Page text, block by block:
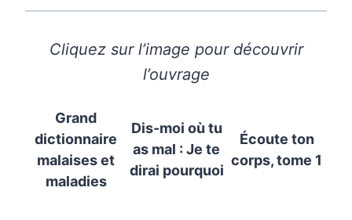
Cliquez sur l’image pour découvrir
l’ouvrage
Grand
dictionnaire
malaises et
maladies
Dis-moi où tu
as mal : Je te
dirai pourquoi
Écoute ton
corps, tome 1